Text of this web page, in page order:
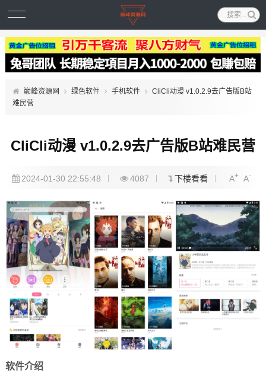
巅峰资源网 绿色软件 手机软件
CliCli动漫 v1.0.2.9去广告版B站
难民营
CliCli动漫 v1.0.2.9去广告版B站难民营
2024-01-30 22:55:48 4087 下楼看看 A+ A-
软件介绍